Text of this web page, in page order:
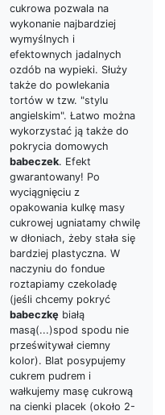
cukrowa pozwala na
wykonanie najbardziej
wymyślnych i
efektownych jadalnych
ozdób na wypieki. Służy
także do powlekania
tortów w tzw. "stylu
angielskim". Łatwo można
wykorzystać ją także do
pokrycia domowych
babeczek. Efekt
gwarantowany! Po
wyciągnięciu z
opakowania kulkę masy
cukrowej ugniatamy chwilę
w dłoniach, żeby stała się
bardziej plastyczna. W
naczyniu do fondue
roztapiamy czekoladę
(jeśli chcemy pokryć
babeczkę białą
masą(...)spod spodu nie
prześwitywał ciemny
kolor). Blat posypujemy
cukrem pudrem i
wałkujemy masę cukrową
na cienki placek (około 2-